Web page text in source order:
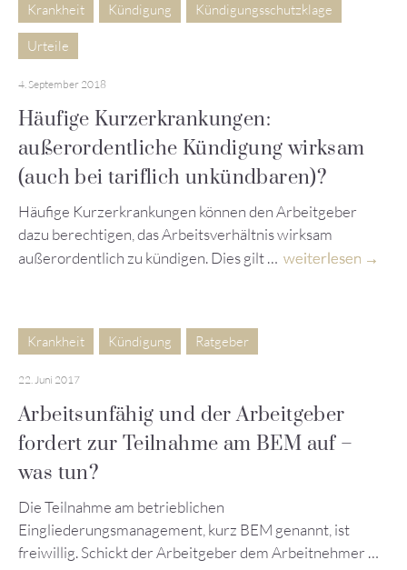
Krankheit Kündigung Kündigungsschutzklage
Urteile
4. September 2018
Häufige Kurzerkrankungen:
außerordentliche Kündigung wirksam
(auch bei tariflich unkündbaren)?
Häufige Kurzerkrankungen können den Arbeitgeber
dazu berechtigen, das Arbeitsverhältnis wirksam
außerordentlich zu kündigen. Dies gilt … weiterlesen
Krankheit Kündigung Ratgeber
22. Juni 2017
Arbeitsunfähig und der Arbeitgeber
fordert zur Teilnahme am BEM auf –
was tun?
Die Teilnahme am betrieblichen
Eingliederungsmanagement, kurz BEM genannt, ist
freiwillig. Schickt der Arbeitgeber dem Arbeitnehmer …